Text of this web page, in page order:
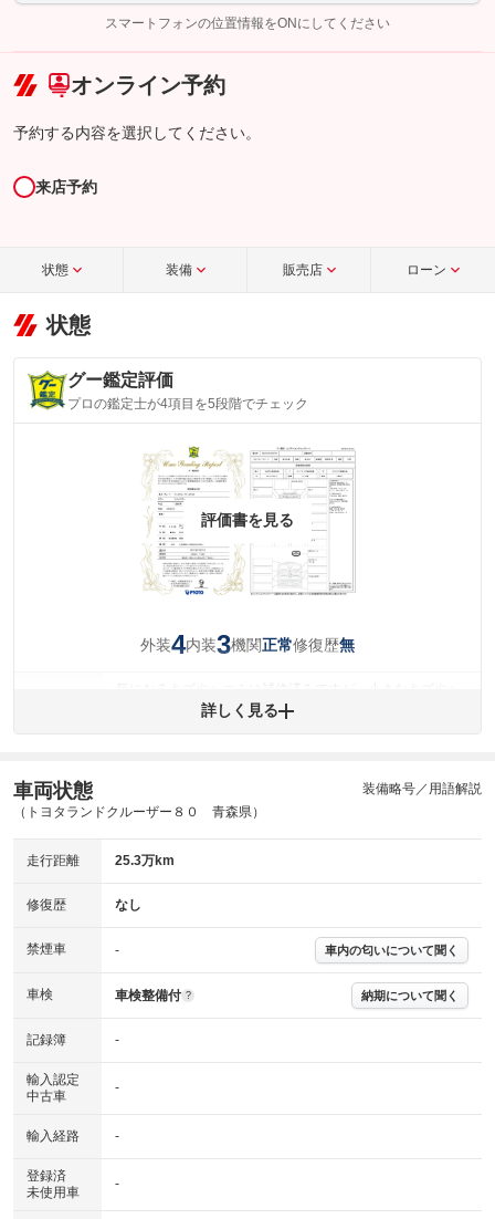
完了してください。
こちら
スマートフォンの位置情報をONにしてください
オンライン予約
予約する内容を選択してください。
来店予約
状態 装備 販売店 ローン
状態
グー鑑定評価
プロの鑑定士が4項目を5段階でチェック
評価書を見る
外装4内装3機関正常修復歴無
コミが残っています。
(内装状態)
機関 主要機関に不具合はありません。
修復歴 詳細は鑑定書をご確認ください。
※グー鑑定は保証サービスではございません。購入時は必ず現車をご確認
※実際にお渡しするコンディションチェックシートにつきましては、形式
※グー鑑定の評価はあくまでも記載している鑑定日の鑑定結果となりま
す。車両情報等の詳細は各販売店へお問い合わせ下さい。
詳しく見る
車両状態
（トヨタランドクルーザー８０ 青森県）
装備略号／用語解説
走行距離 25.3万km
修復歴 なし
禁煙車 - 車内の匂いについて聞く
車検 車検整備付 ? 納期について聞く
記録簿 -
輸入認定
中古車
-
輸入経路 -
登録済
未使用車
-